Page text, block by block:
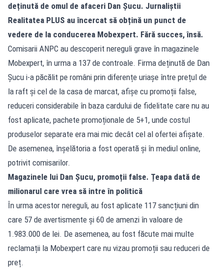
deținută de omul de afaceri Dan Șucu. Jurnaliștii
Realitatea PLUS au încercat să obțină un punct de
vedere de la conducerea Mobexpert. Fără succes, însă.
Comisarii ANPC au descoperit nereguli grave în magazinele
Mobexpert, în urma a 137 de controale. Firma deținută de Dan
Șucu i-a păcălit pe români prin diferențe uriașe între prețul de
la raft și cel de la casa de marcat, afișe cu promoții false,
reduceri considerabile în baza cardului de fidelitate care nu au
fost aplicate, pachete promoționale de 5+1, unde costul
produselor separate era mai mic decât cel al ofertei afișate.
De asemenea, înșelătoria a fost operată și în mediul online,
potrivit comisarilor.
Magazinele lui Dan Șucu, promoții false. Țeapa dată de
milionarul care vrea să intre în politică
În urma acestor nereguli, au fost aplicate 117 sancțiuni din
care 57 de avertismente și 60 de amenzi în valoare de
1.983.000 de lei. De asemenea, au fost făcute mai multe
reclamații la Mobexpert care nu vizau promoții sau reduceri de
preț.